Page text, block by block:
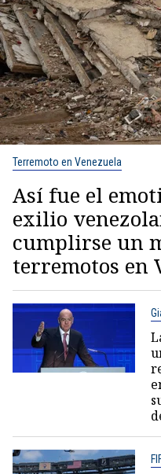
Terremoto en Venezuela
Así fue el
exilio
cumplirse un
terremotos en